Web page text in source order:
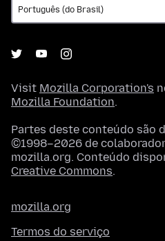
Visit Mozilla Corporation's
Mozilla Foundation.
Partes deste conteúdo são
©1998–2026 de
mozilla.org. Conteúdo
Creative Commons.
mozilla.org
Termos do serviço